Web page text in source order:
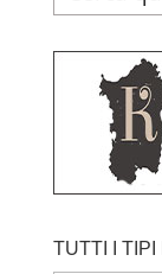
TUTTI I